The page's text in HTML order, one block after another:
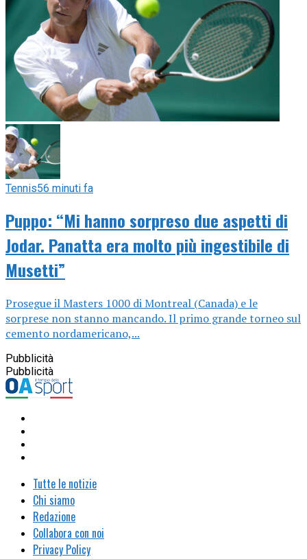
Tennis56 minuti fa
Puppo: “Mi hanno sorpreso due aspetti di
Jodar. Panatta era molto più ingestibile di
Musetti”
Prosegue il Masters 1000 di Montreal (Canada) e le
sorprese non stanno mancando. Il primo grande torneo sul
cemento nordamericano,...
Pubblicità
Pubblicità
Tutte le notizie
Chi siamo
Redazione
Collabora con noi
Privacy Policy